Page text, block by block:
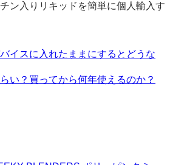
ン入りリキッドを簡単に個人輸入す
イスに入れたままにするとどうな
い？買ってから何年使えるのか？